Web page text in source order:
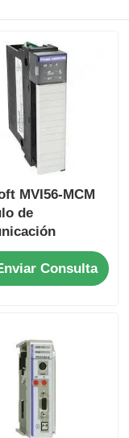
MVI56-MCM
de
En stock
Consulta